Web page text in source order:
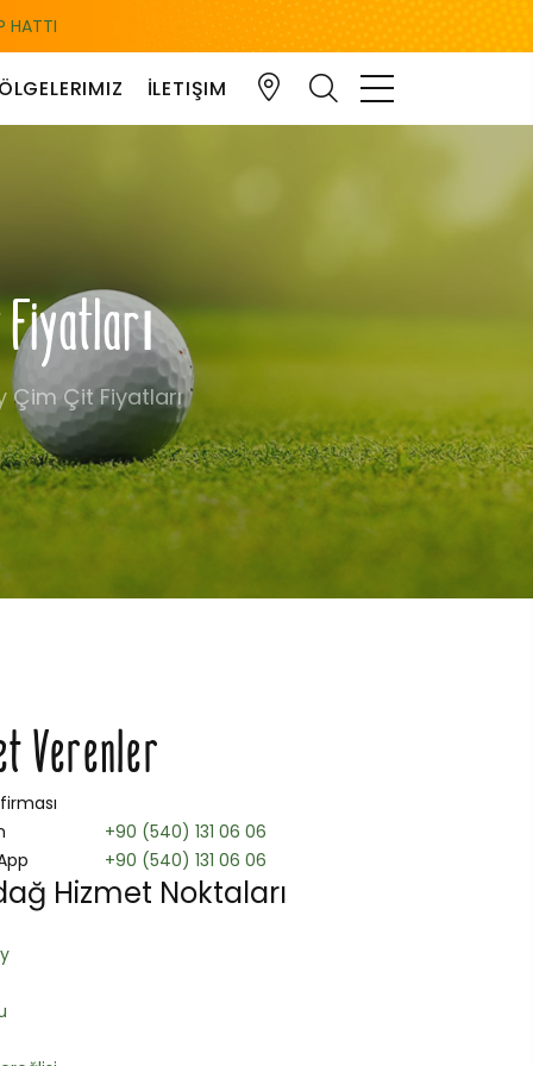
HATTI
İLETIŞIM
Çim Çit Fiyatları
Verenler
+90 (540) 131 06 06
+90 (540) 131 06 06
Hizmet Noktaları